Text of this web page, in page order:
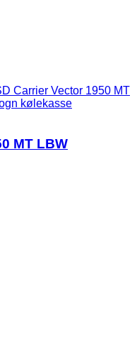
Carrier Vector 1950 MT
kølekasse
MT LBW